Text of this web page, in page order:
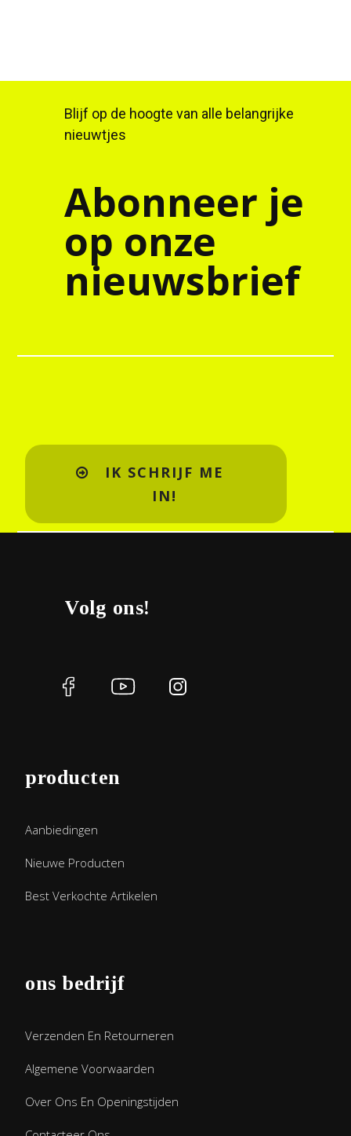
Blijf op de hoogte van alle belangrijke
nieuwtjes
Abonneer je
op onze
nieuwsbrief
IK SCHRIJF ME
IN!
Volg ons!
producten
Aanbiedingen
Nieuwe Producten
Best Verkochte Artikelen
ons bedrijf
Verzenden En Retourneren
Algemene Voorwaarden
Over Ons En Openingstijden